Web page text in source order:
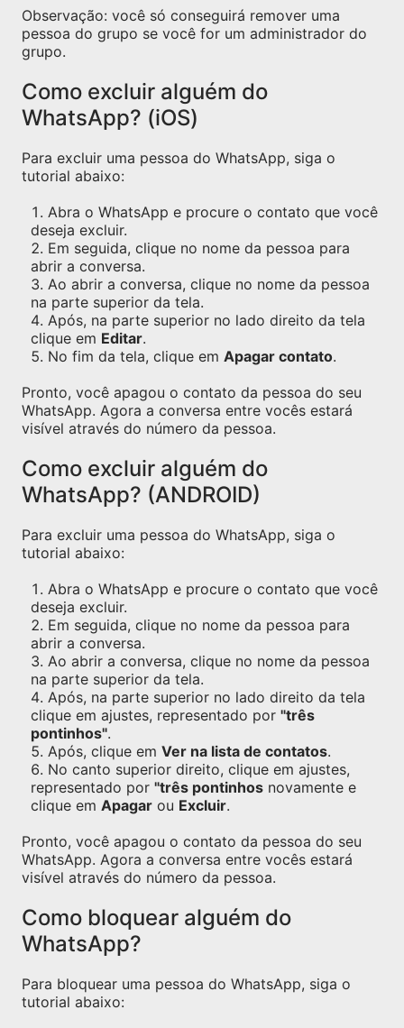
Observação: você só conseguirá remover uma
pessoa do grupo se você for um administrador do
grupo.
Como excluir alguém do
WhatsApp? (iOS)
Para excluir uma pessoa do WhatsApp, siga o
tutorial abaixo:
Abra o WhatsApp e procure o contato que você
deseja excluir.
Em seguida, clique no nome da pessoa para
abrir a conversa.
Ao abrir a conversa, clique no nome da pessoa
na parte superior da tela.
Após, na parte superior no lado direito da tela
clique em Editar.
No fim da tela, clique em Apagar contato.
Pronto, você apagou o contato da pessoa do seu
WhatsApp. Agora a conversa entre vocês estará
visível através do número da pessoa.
Como excluir alguém do
WhatsApp? (ANDROID)
Para excluir uma pessoa do WhatsApp, siga o
tutorial abaixo:
Abra o WhatsApp e procure o contato que você
deseja excluir.
Em seguida, clique no nome da pessoa para
abrir a conversa.
Ao abrir a conversa, clique no nome da pessoa
na parte superior da tela.
Após, na parte superior no lado direito da tela
clique em ajustes, representado por "três
pontinhos".
Após, clique em Ver na lista de contatos.
No canto superior direito, clique em ajustes,
representado por "três pontinhos novamente e
clique em Apagar ou Excluir.
Pronto, você apagou o contato da pessoa do seu
WhatsApp. Agora a conversa entre vocês estará
visível através do número da pessoa.
Como bloquear alguém do
WhatsApp?
Para bloquear uma pessoa do WhatsApp, siga o
tutorial abaixo: